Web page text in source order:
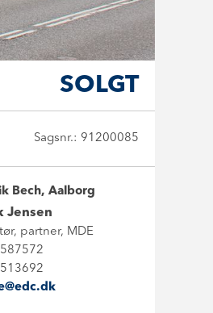
SOLGT
Sagsnr.: 91200085
Bech, Aalborg
Jensen
partner, MDE